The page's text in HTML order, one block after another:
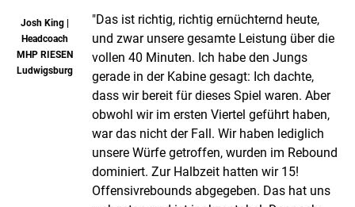
Josh King |
Headcoach
MHP RIESEN
Ludwigsburg
"Das ist richtig, richtig ernüchternd heute,
und zwar unsere gesamte Leistung über die
vollen 40 Minuten. Ich habe den Jungs
gerade in der Kabine gesagt: Ich dachte,
dass wir bereit für dieses Spiel waren. Aber
obwohl wir im ersten Viertel geführt haben,
war das nicht der Fall. Wir haben lediglich
unsere Würfe getroffen, wurden im Rebound
dominiert. Zur Halbzeit hatten wir 15!
Offensivrebounds abgegeben. Das hat uns